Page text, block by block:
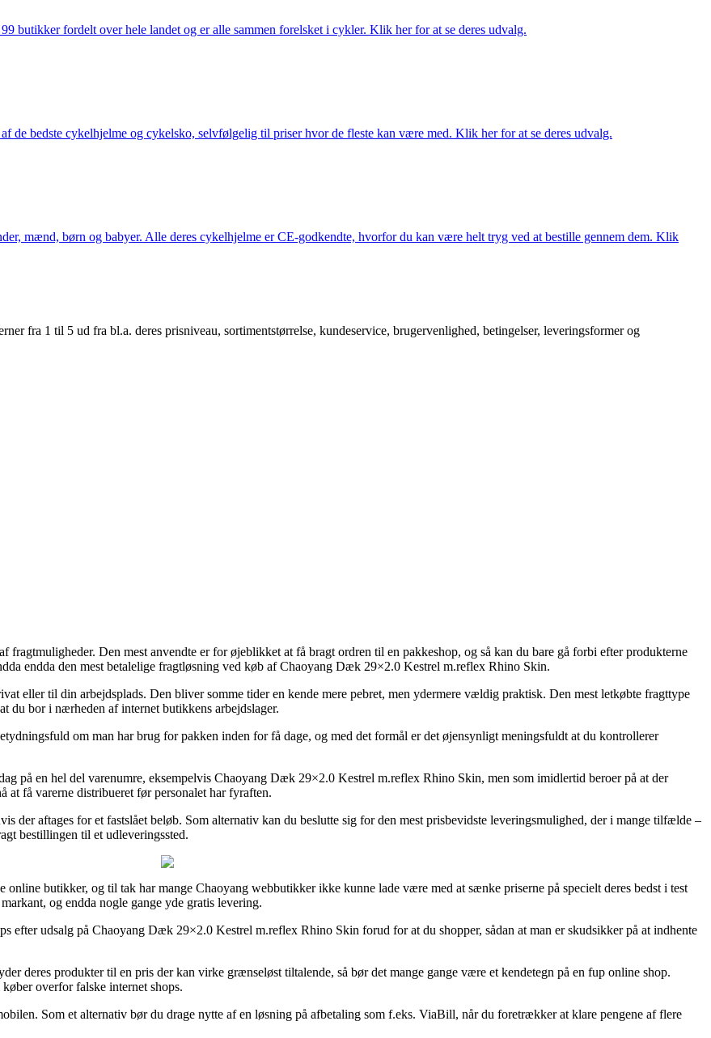
butikker fordelt over hele landet og er alle sammen forelsket i cykler. Klik her for at se deres udvalg.
de bedste cykelhjelme og cykelsko, selvfølgelig til priser hvor de fleste kan være med. Klik her for at se deres udvalg.
mænd, børn og babyer. Alle deres cykelhjelme er CE-godkendte, hvorfor du kan være helt tryg ved at bestille gennem dem. Klik
fra 1 til 5 ud fra bl.a. deres prisniveau, sortimentstørrelse, kundeservice, brugervenlighed, betingelser, leveringsformer og
Den mest anvendte er for øjeblikket at få bragt ordren til en pakkeshop, og så kan du bare gå forbi efter produkterne
endda den mest betalelige fragtløsning ved køb af Chaoyang Dæk 29×2.0 Kestrel m.reflex Rhino Skin.
eller til din arbejdsplads. Den bliver somme tider en kende mere pebret, men ydermere vældig praktisk. Den mest letkøbte fragttype
du bor i nærheden af internet butikkens arbejdslager.
om man har brug for pakken inden for få dage, og med det formål er det øjensynligt meningsfuldt at du kontrollerer
på en hel del varenumre, eksempelvis Chaoyang Dæk 29×2.0 Kestrel m.reflex Rhino Skin, men som imidlertid beroer på at der
at få varerne distribueret før personalet har fyraften.
der aftages for et fastslået beløb. Som alternativ kan du beslutte sig for den mest prisbevidste leveringsmulighed, der i mange tilfælde –
bestillingen til et udleveringssted.
butikker, og til tak har mange Chaoyang webbutikker ikke kunne lade være med at sænke priserne på specielt deres bedst i test
og endda nogle gange yde gratis levering.
efter udsalg på Chaoyang Dæk 29×2.0 Kestrel m.reflex Rhino Skin forud for at du shopper, sådan at man er skudsikker på at indhente
deres produkter til en pris der kan virke grænseløst tiltalende, så bør det mange gange være et kendetegn på en fup online shop.
overfor falske internet shops.
Som et alternativ bør du drage nytte af en løsning på afbetaling som f.eks. ViaBill, når du foretrækker at klare pengene af flere